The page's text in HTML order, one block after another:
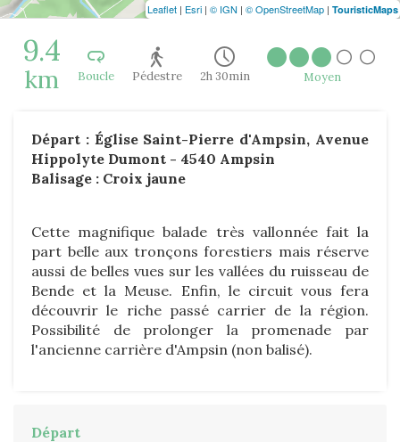
9.4
km Boucle Pédestre 2h 30min Moyen
Départ : Église Saint-Pierre d'Ampsin, Avenue
Hippolyte Dumont - 4540 Ampsin
Balisage : Croix jaune
Cette magnifique balade très vallonnée fait la
part belle aux tronçons forestiers mais réserve
aussi de belles vues sur les vallées du ruisseau de
Bende et la Meuse. Enfin, le circuit vous fera
découvrir le riche passé carrier de la région.
Possibilité de prolonger la promenade par
l'ancienne carrière d'Ampsin (non balisé).
Départ
Leaflet | Esri | © IGN | © OpenStreetMap | TouristicMaps